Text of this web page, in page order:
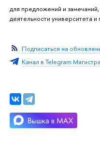
для предложений и
деятельности университета
Подписаться на
Канал в Telegram